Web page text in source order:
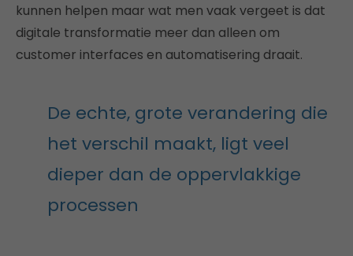
kunnen helpen maar wat men vaak vergeet is dat
digitale transformatie meer dan alleen om
customer interfaces en automatisering draait.
De echte, grote verandering die
het verschil maakt, ligt veel
dieper dan de oppervlakkige
processen